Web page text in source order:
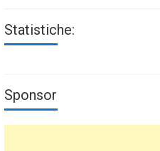
Statistiche:
Sponsor